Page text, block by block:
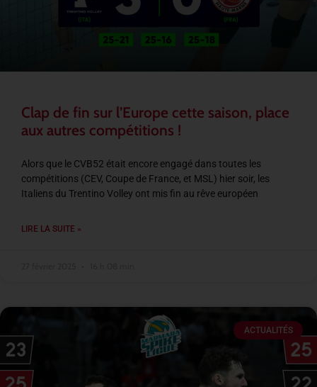
Clap de fin sur l’Europe cette saison, place
aux autres compétitions !
Alors que le CVB52 était encore engagé dans toutes les
compétitions (CEV, Coupe de France, et MSL) hier soir, les
Italiens du Trentino Volley ont mis fin au rêve européen
LIRE LA SUITE »
ACTUALITÉS